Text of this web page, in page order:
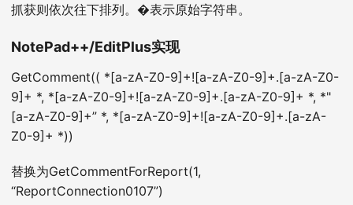
抓获则依次往下排列。�表示原始字符串。
NotePad++/EditPlus实现
GetComment(( *[a-zA-Z0-9]+![a-zA-Z0-9]+.[a-zA-Z0-
9]+ *, *[a-zA-Z0-9]+![a-zA-Z0-9]+.[a-zA-Z0-9]+ *, *"
[a-zA-Z0-9]+” *, *[a-zA-Z0-9]+![a-zA-Z0-9]+.[a-zA-
Z0-9]+ *))
替换为GetCommentForReport(1,
“ReportConnection0107”)